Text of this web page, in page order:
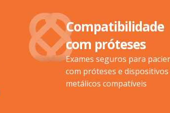
Compatibilidade
com próteses
Exames seguros para
com próteses e dispositivos
metálicos compatíveis